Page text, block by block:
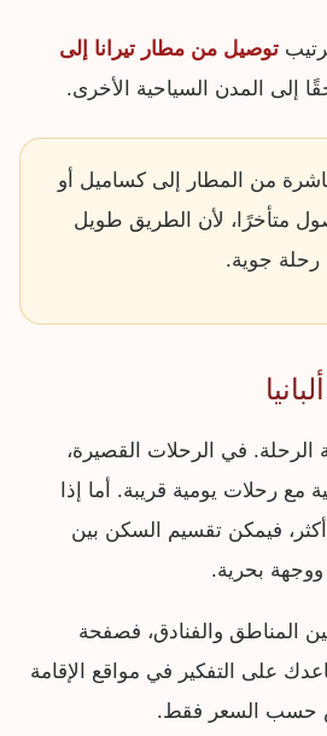
توصيل من مطار تيرانا إلى
إلى المدن السياحية الأخرى.
من المطار إلى كساميل أو
متأخرًا، لأن الطريق طويل
رحلة جوية.
الرحلة. في الرحلات القصيرة،
مع رحلات يومية قريبة. أما إذا
فيمكن تقسيم السكن بين
ووجهة بحرية.
المناطق والفنادق، فصفحة
على التفكير في مواقع الإقامة
حسب السعر فقط.